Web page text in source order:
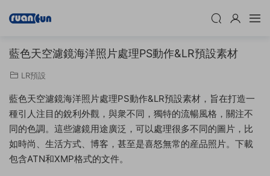
藍色天空濾鏡海洋照片處理PS動作&LR預設素材
LR預設
藍色天空濾鏡海洋照片處理PS動作&LR預設素材，旨在打造一
種引人注目的銳利外觀，與衆不同，獨特的流暢風格，關注不
同的色調。這些濾鏡用途廣泛，可以處理很多不同的圖片，比
如時尚、生活方式、博客，甚至是喜怒無常的産品照片。下載
包含ATN和XMP格式的文件。